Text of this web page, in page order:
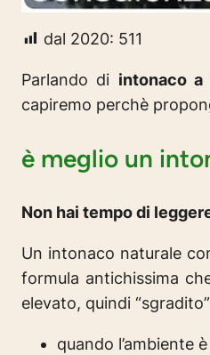
dal 2020: 511
Parlando di intonaco a
capiremo perchè
è meglio un
Non hai tempo di
Un intonaco naturale
formula antichissima
elevato, quindi
quando l’ambiente